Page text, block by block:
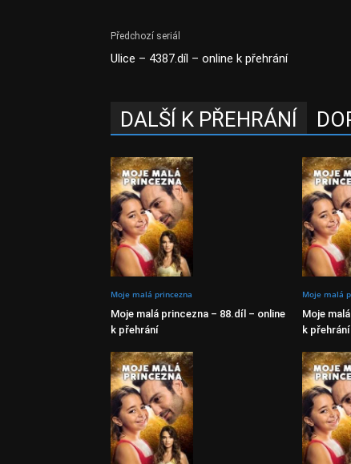
Předchozí seriál
Ulice – 4387.díl – online k přehrání
DALŠÍ K PŘEHRÁNÍ
Moje malá princezna
Moje malá princezna – 88.díl – online
k přehrání
Moje malá
Moje
k přehrání